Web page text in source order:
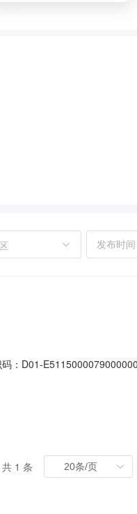
：D01-
共 1 条